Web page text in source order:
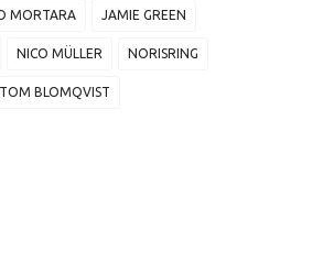
MORTARA JAMIE GREEN
NICO MÜLLER NORISRING
TOM BLOMQVIST